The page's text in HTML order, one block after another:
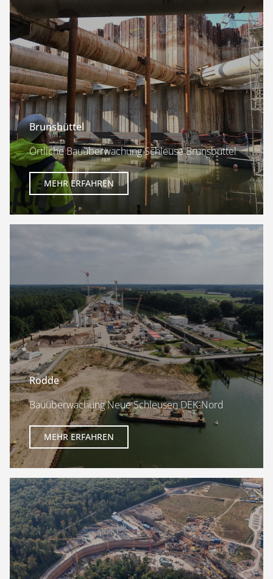
Brunsbüttel
Örtliche Bauüberwachung Schleuse Brunsbüttel
MEHR ERFAHREN
Rodde
Bauüberwachung Neue Schleusen DEK-Nord
MEHR ERFAHREN